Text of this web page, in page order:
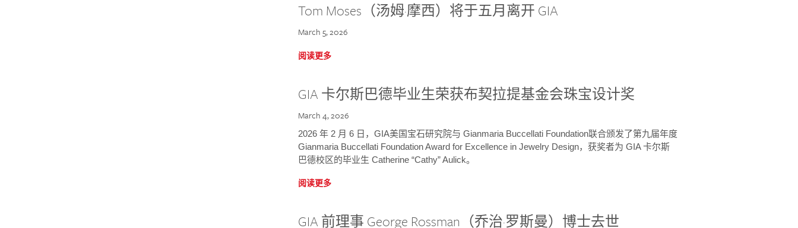
Tom Moses（汤姆·摩西）将于五月离开 GIA
March 5, 2026
阅读更多
GIA 卡尔斯巴德毕业生荣获布契拉提基金会珠宝设计奖
March 4, 2026
2026 年 2 月 6 日，GIA美国宝石研究院与 Gianmaria Buccellati Foundation联合颁发了第九届年度
Gianmaria Buccellati Foundation Award for Excellence in Jewelry Design，获奖者为 GIA 卡尔斯
巴德校区的毕业生 Catherine “Cathy” Aulick。
阅读更多
GIA 前理事 George Rossman（乔治·罗斯曼）博士去世